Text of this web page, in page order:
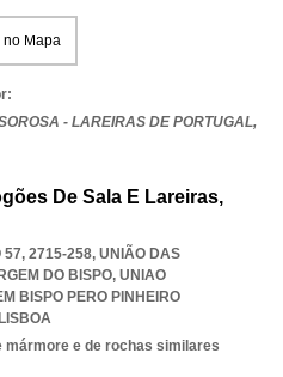
no Mapa
- LAREIRAS DE PORTUGAL,
De Sala E Lareiras,
2715-258, UNIÃO DAS
DO BISPO, UNIAO
BISPO PERO PINHEIRO
LISBOA
mármore e de rochas similares